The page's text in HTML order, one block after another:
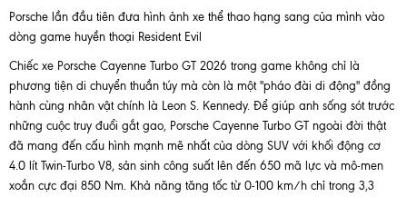
Porsche lần đầu tiên đưa hình ảnh xe thể thao hạng sang của mình vào
dòng game huyền thoại Resident Evil
Chiếc xe Porsche Cayenne Turbo GT 2026 trong game không chỉ là
phương tiện di chuyển thuần túy mà còn là một "pháo đài di động" đồng
hành cùng nhân vật chính là Leon S. Kennedy. Để giúp anh sống sót trước
những cuộc truy đuổi gắt gao, Porsche Cayenne Turbo GT ngoài đời thật
đã mang đến cấu hình mạnh mẽ nhất của dòng SUV với khối động cơ
4.0 lít Twin-Turbo V8, sản sinh công suất lên đến 650 mã lực và mô-men
xoắn cực đại 850 Nm. Khả năng tăng tốc từ 0-100 km/h chỉ trong 3,3